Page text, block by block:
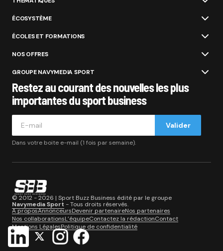
ÉCOSYSTÈME
ÉCOLES ET FORMATIONS
NOS OFFRES
GROUPE NAVYMEDIA SPORT
Restez au courant des nouvelles les plus
importantes du sport business
Valider
Dans votre boite e-mail (1 fois par semaine).
© 2012 - 2026 | Sport Buzz Business édité par le groupe
Navymedia Sport - Tous droits réservés.
A proposAnnonceursDevenir partenaireNos partenaires
Nos collaborationsL’équipeContactez la rédactionContact
Mentions LégalesPolitique de confidentialité